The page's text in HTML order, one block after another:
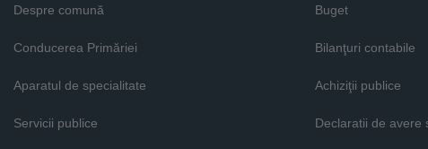
Despre comună
Conducerea Primăriei
Aparatul de specialitate
Servicii publice
Buget
Bilanţuri contabile
Achiziţii publice
Declaratii de avere